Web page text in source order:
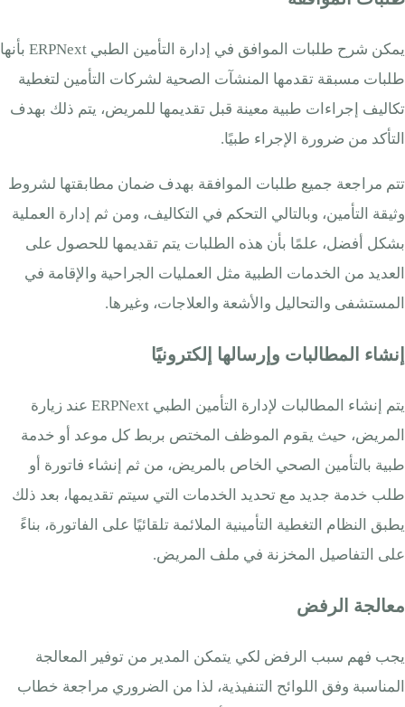
يمكن شرح طلبات الموافق في إدارة التأمين الطبي ERPNext بأنها
طلبات مسبقة تقدمها المنشآت الصحية لشركات التأمين لتغطية
تكاليف إجراءات طبية معينة قبل تقديمها للمريض، يتم ذلك بهدف
التأكد من ضرورة الإجراء طبيًا.
تتم مراجعة جميع طلبات الموافقة بهدف ضمان مطابقتها لشروط
وثيقة التأمين، وبالتالي التحكم في التكاليف، ومن ثم إدارة العملية
بشكل أفضل، علمًا بأن هذه الطلبات يتم تقديمها للحصول على
العديد من الخدمات الطبية مثل العمليات الجراحية والإقامة في
المستشفى والتحاليل والأشعة والعلاجات، وغيرها.
إنشاء المطالبات وإرسالها إلكترونيًا
يتم إنشاء المطالبات لإدارة التأمين الطبي ERPNext عند زيارة
المريض، حيث يقوم الموظف المختص بربط كل موعد أو خدمة
طبية بالتأمين الصحي الخاص بالمريض، من ثم إنشاء فاتورة أو
طلب خدمة جديد مع تحديد الخدمات التي سيتم تقديمها، بعد ذلك
يطبق النظام التغطية التأمينية الملائمة تلقائيًا على الفاتورة، بناءً
على التفاصيل المخزنة في ملف المريض.
معالجة الرفض
يجب فهم سبب الرفض لكي يتمكن المدير من توفير المعالجة
المناسبة وفق اللوائح التنفيذية، لذا من الضروري مراجعة خطاب